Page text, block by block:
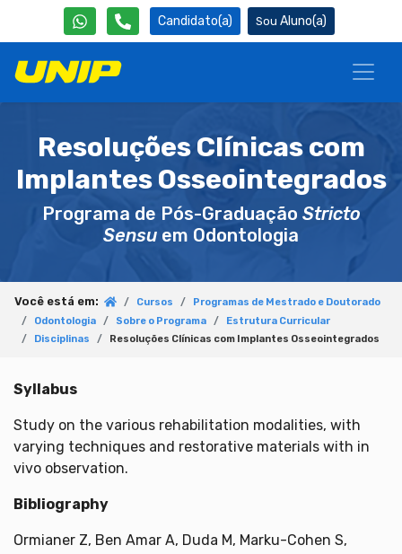
Candidato(a) Aluno(a)
Resoluções Clínicas com
Implantes Osseointegrados
Programa de Pós-Graduação Stricto
Sensu em Odontologia
Você está em: Cursos
Programas de Mestrado e Doutorado
Odontologia
Sobre o Programa
Estrutura Curricular
Disciplinas
Resoluções Clínicas com Implantes Osseointegrados
Syllabus
Study on the various rehabilitation modalities, with
varying techniques and restorative materials with in
vivo observation.
Bibliography
Ormianer Z, Ben Amar A, Duda M, Marku-Cohen S,